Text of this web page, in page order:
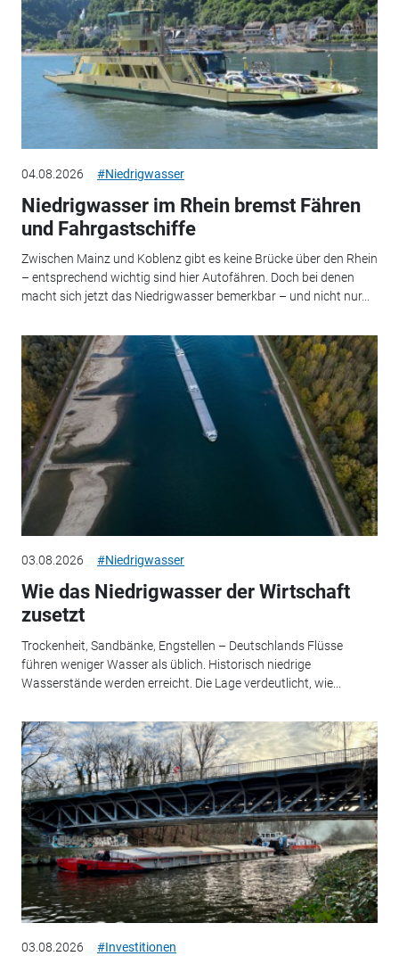
04.08.2026 #Niedrigwasser
Niedrigwasser im Rhein bremst Fähren
und Fahrgastschiffe
Zwischen Mainz und Koblenz gibt es keine Brücke über den Rhein
– entsprechend wichtig sind hier Autofähren. Doch bei denen
macht sich jetzt das Niedrigwasser bemerkbar – und nicht nur...
03.08.2026 #Niedrigwasser
Wie das Niedrigwasser der Wirtschaft
zusetzt
Trockenheit, Sandbänke, Engstellen – Deutschlands Flüsse
führen weniger Wasser als üblich. Historisch niedrige
Wasserstände werden erreicht. Die Lage verdeutlicht, wie...
03.08.2026 #Investitionen